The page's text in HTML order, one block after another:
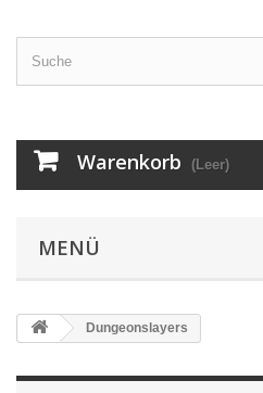
Warenkorb (Leer)
MENÜ
Dungeonslayers